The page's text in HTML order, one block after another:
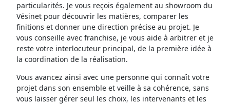
particularités. Je vous reçois également au showroom du
Vésinet pour découvrir les matières, comparer les
finitions et donner une direction précise au projet. Je
vous conseille avec franchise, je vous aide à arbitrer et je
reste votre interlocuteur principal, de la première idée à
la coordination de la réalisation.
Vous avancez ainsi avec une personne qui connaît votre
projet dans son ensemble et veille à sa cohérence, sans
vous laisser gérer seul les choix, les intervenants et les